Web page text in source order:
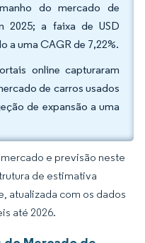
do mercado de
2025; a faixa de USD
a uma CAGR de 7,22%.
online capturaram
de carros usados
de expansão a uma
e previsão neste
de estimativa
atualizada com os dados
até 2026.